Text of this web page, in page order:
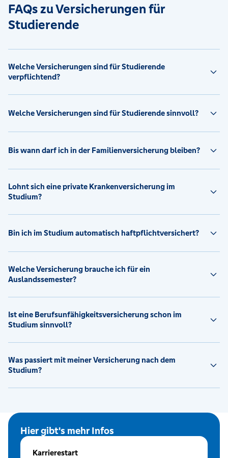
FAQs zu Versicherungen für
Studierende
Welche Versicherungen sind für Studierende
verpflichtend?
Welche Versicherungen sind für Studierende sinnvoll?
Bis wann darf ich in der Familienversicherung bleiben?
Lohnt sich eine private Krankenversicherung im
Studium?
Bin ich im Studium automatisch haftpflichtversichert?
Welche Versicherung brauche ich für ein
Auslandssemester?
Ist eine Berufsunfähigkeitsversicherung schon im
Studium sinnvoll?
Was passiert mit meiner Versicherung nach dem
Studium?
Hier gibt's mehr Infos
Karrierestart